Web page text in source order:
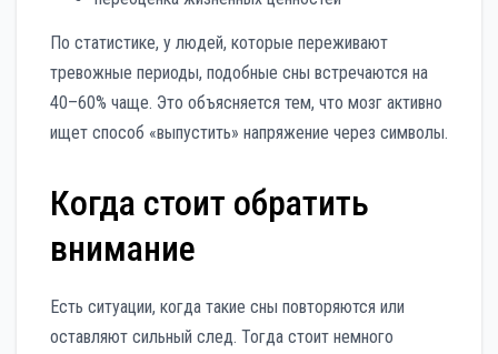
По статистике, у людей, которые переживают
тревожные периоды, подобные сны встречаются на
40–60% чаще. Это объясняется тем, что мозг активно
ищет способ «выпустить» напряжение через символы.
Когда стоит обратить
внимание
Есть ситуации, когда такие сны повторяются или
оставляют сильный след. Тогда стоит немного